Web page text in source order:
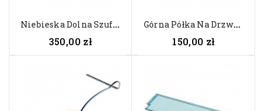
N
Iebieska Dolna Szuflada Do...
350,00 zł
G
Órna Półka Na Drzwi Do Lodówki...
150,00 zł